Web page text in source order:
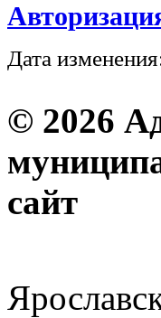
Дата
© 2026